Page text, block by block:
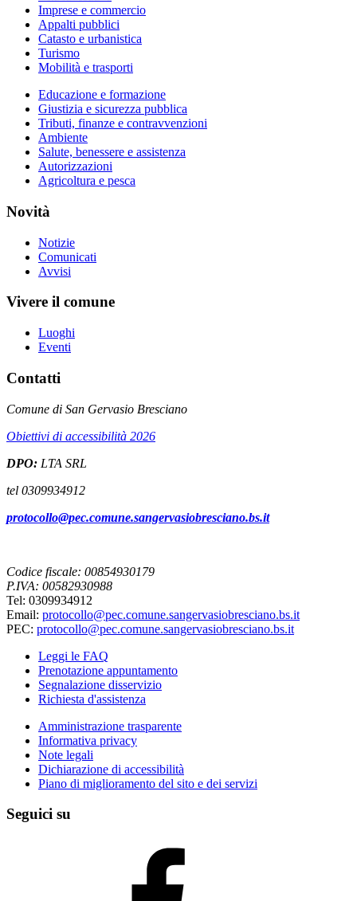
Imprese e commercio
Appalti pubblici
Catasto e urbanistica
Turismo
Mobilità e trasporti
Educazione e formazione
Giustizia e sicurezza pubblica
Tributi, finanze e contravvenzioni
Ambiente
Salute, benessere e assistenza
Autorizzazioni
Agricoltura e pesca
Novità
Notizie
Comunicati
Avvisi
Vivere il comune
Luoghi
Eventi
Contatti
Comune di San Gervasio Bresciano
Obiettivi di accessibilità 2026
DPO: LTA SRL
tel 0309934912
protocollo@pec.comune.sangervasiobresciano.bs.it
Codice fiscale: 00854930179
P.IVA: 00582930988
Tel: 0309934912
Email: protocollo@pec.comune.sangervasiobresciano.bs.it
PEC: protocollo@pec.comune.sangervasiobresciano.bs.it
Leggi le FAQ
Prenotazione appuntamento
Segnalazione disservizio
Richiesta d'assistenza
Amministrazione trasparente
Informativa privacy
Note legali
Dichiarazione di accessibilità
Piano di miglioramento del sito e dei servizi
Seguici su